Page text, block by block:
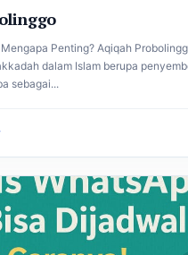
Penting? Aqiqah
dalam Islam berupa
sebagai...